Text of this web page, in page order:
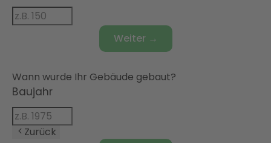
Weiter →
Wann wurde Ihr Gebäude gebaut?
Baujahr
Zurück